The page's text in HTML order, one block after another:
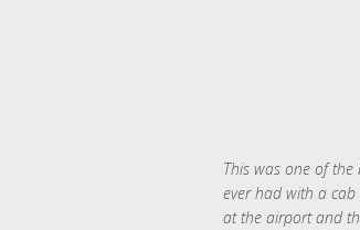
This was one of the
ever had with a
at the airport and